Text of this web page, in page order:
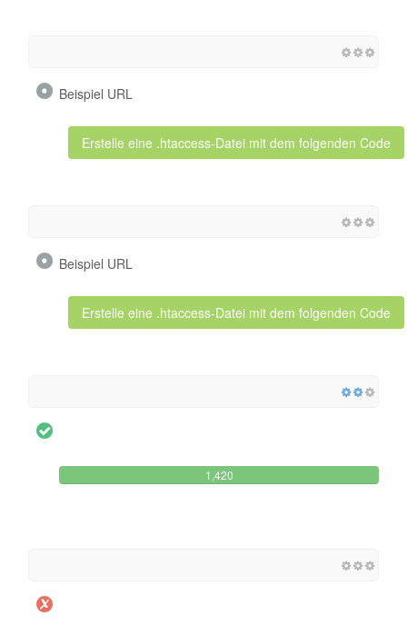
Beispiel URL
Erstelle eine .htaccess-Datei mit dem folgenden Code
Beispiel URL
Erstelle eine .htaccess-Datei mit dem folgenden Code
1,420